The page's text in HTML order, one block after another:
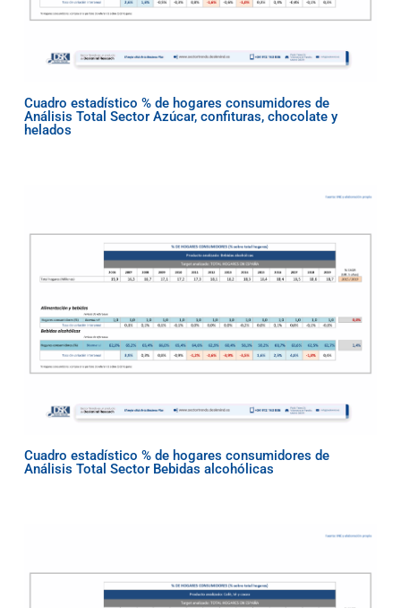
Cuadro estadístico % de hogares consumidores de
Análisis Total Sector Azúcar, confituras, chocolate y
helados
Cuadro estadístico % de hogares consumidores de
Análisis Total Sector Bebidas alcohólicas